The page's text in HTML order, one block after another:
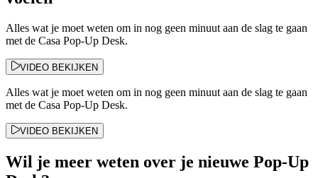
Alles wat je moet weten om in nog geen minuut aan de slag te gaan
met de Casa Pop-Up Desk.
VIDEO BEKIJKEN
Alles wat je moet weten om in nog geen minuut aan de slag te gaan
met de Casa Pop-Up Desk.
VIDEO BEKIJKEN
Wil je meer weten over je nieuwe Pop-Up